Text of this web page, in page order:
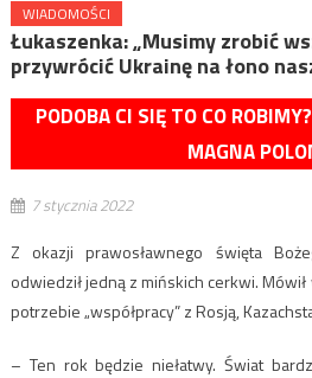
WIADOMOŚCI
Łukaszenka: „Musimy zrobić
przywrócić Ukrainę na łono
PODOBA CI SIĘ TO CO
MAGNA
7 stycznia 2022
Z okazji prawosławnego święta
odwiedził jedną z mińskich cerkwi.
potrzebie „współpracy” z Rosją,
– Ten rok będzie niełatwy. Świat